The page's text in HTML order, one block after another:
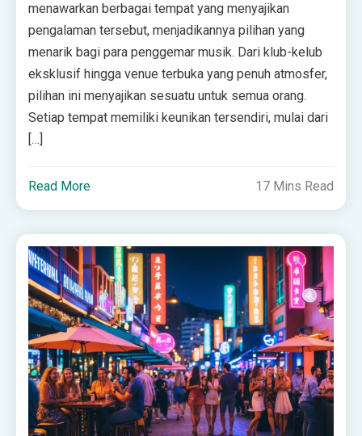
menawarkan berbagai tempat yang menyajikan
pengalaman tersebut, menjadikannya pilihan yang
menarik bagi para penggemar musik. Dari klub-kelub
eksklusif hingga venue terbuka yang penuh atmosfer,
pilihan ini menyajikan sesuatu untuk semua orang.
Setiap tempat memiliki keunikan tersendiri, mulai dari
[…]
Read More 17 Mins Read